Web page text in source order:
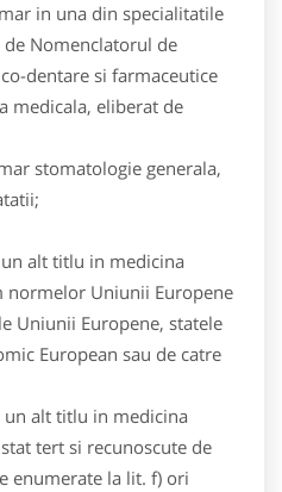
in una din specialitatile
Nomenclatorul de
dentare si farmaceutice
medicala, eliberat de
stomatologie generala,
alt titlu in medicina
normelor Uniunii Europene
Uniunii Europene, statele
European sau de catre
alt titlu in medicina
tert si recunoscute de
enumerate la lit. f) ori